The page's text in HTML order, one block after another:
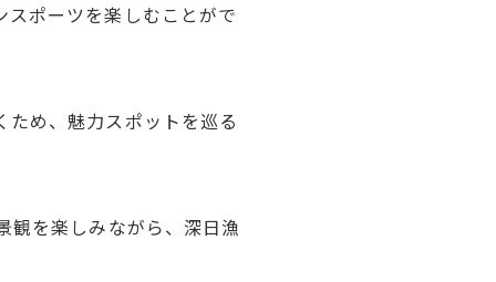
ポーツを楽しむことがで
め、魅力スポットを巡る
観を楽しみながら、深日漁